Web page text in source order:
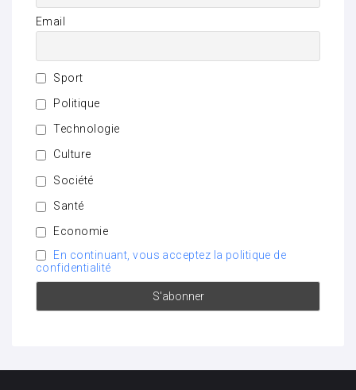
Email
Sport
Politique
Technologie
Culture
Société
Santé
Economie
En continuant, vous acceptez la politique de
confidentialité